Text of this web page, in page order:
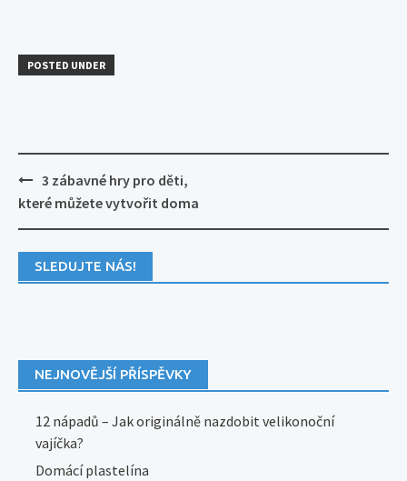
POSTED UNDER
Post
navigation
3 zábavné hry pro děti,
které můžete vytvořit doma
SLEDUJTE NÁS!
NEJNOVĚJŠÍ PŘÍSPĚVKY
12 nápadů – Jak originálně nazdobit velikonoční
vajíčka?
Domácí plastelína